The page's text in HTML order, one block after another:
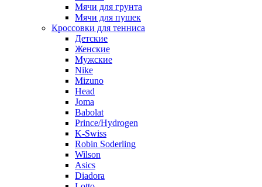
Мячи для грунта
Мячи для пушек
Кроссовки для тенниса
Детские
Женские
Мужские
Nike
Mizuno
Head
Joma
Babolat
Prince/Hydrogen
K-Swiss
Robin Soderling
Wilson
Asics
Diadora